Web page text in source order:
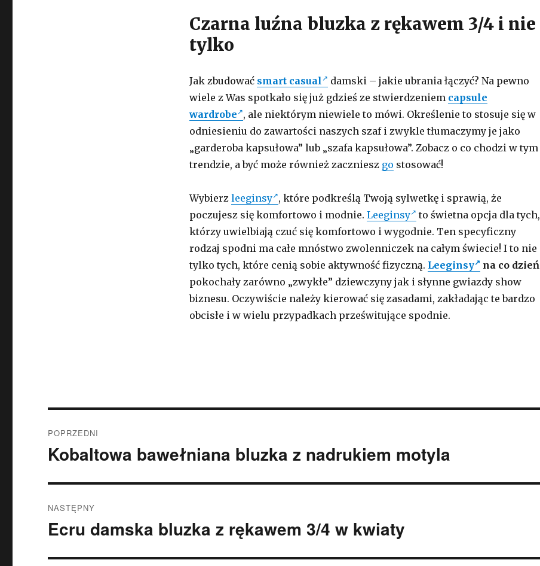
Czarna luźna bluzka z rękawem 3/4 i nie
tylko
Jak zbudować smart casual
damski – jakie ubrania łączyć? Na pewno
wiele z Was spotkało się już gdzieś ze stwierdzeniem capsule
wardrobe , ale niektórym niewiele to mówi. Określenie to stosuje się w
odniesieniu do zawartości naszych szaf i zwykle tłumaczymy je jako
„garderoba kapsułowa” lub „szafa kapsułowa”. Zobacz o co chodzi w tym
trendzie, a być może również zaczniesz go stosować!
Wybierz leeginsy , które podkreślą Twoją sylwetkę i sprawią, że
poczujesz się komfortowo i modnie. Leeginsy
to świetna opcja dla tych,
którzy uwielbiają czuć się komfortowo i wygodnie. Ten specyficzny
rodzaj spodni ma całe mnóstwo zwolenniczek na całym świecie! I to nie
tylko tych, które cenią sobie aktywność fizyczną. Leeginsy
na co dzień
pokochały zarówno „zwykłe” dziewczyny jak i słynne gwiazdy show
biznesu. Oczywiście należy kierować się zasadami, zakładając te bardzo
obcisłe i w wielu przypadkach prześwitujące spodnie.
wpisu
POPRZEDNI
Poprzedni
Kobaltowa bawełniana bluzka z nadrukiem motyla
NASTĘPNY
Następny
Ecru damska bluzka z rękawem 3/4 w kwiaty